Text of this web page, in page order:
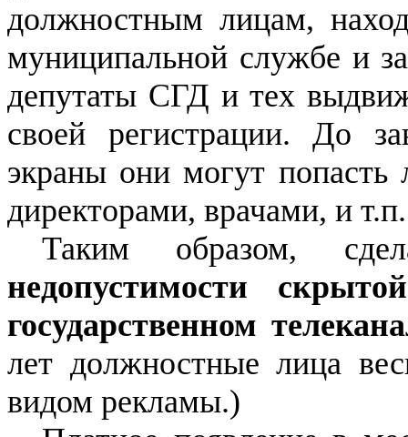
должностным лицам,
муниципальной службе и
депутаты СГД и тех
своей регистрации. До
экраны они могут попасть
директорами, врачами, и
Таким образом,
недопустимости
государственном
лет должностные лица
видом рекламы.)